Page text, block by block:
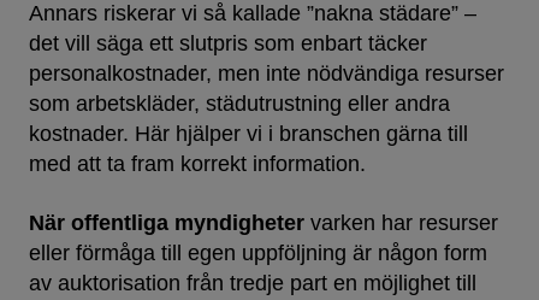
Annars riskerar vi så kallade ”nakna städare” –
det vill säga ett slutpris som enbart täcker
personalkostnader, men inte nödvändiga resurser
som arbetskläder, städutrustning eller andra
kostnader. Här hjälper vi i branschen gärna till
med att ta fram korrekt information.
När offentliga myndigheter varken har resurser
eller förmåga till egen uppföljning är någon form
av auktorisation från tredje part en möjlighet till